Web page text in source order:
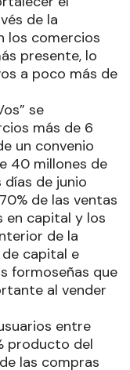
de la
los comercios
presente, lo
a poco más de
se
más de 6
un convenio
40 millones de
de junio
de las ventas
en capital y los
de la
capital e
formoseñas que
al vender
entre
producto del
las compras